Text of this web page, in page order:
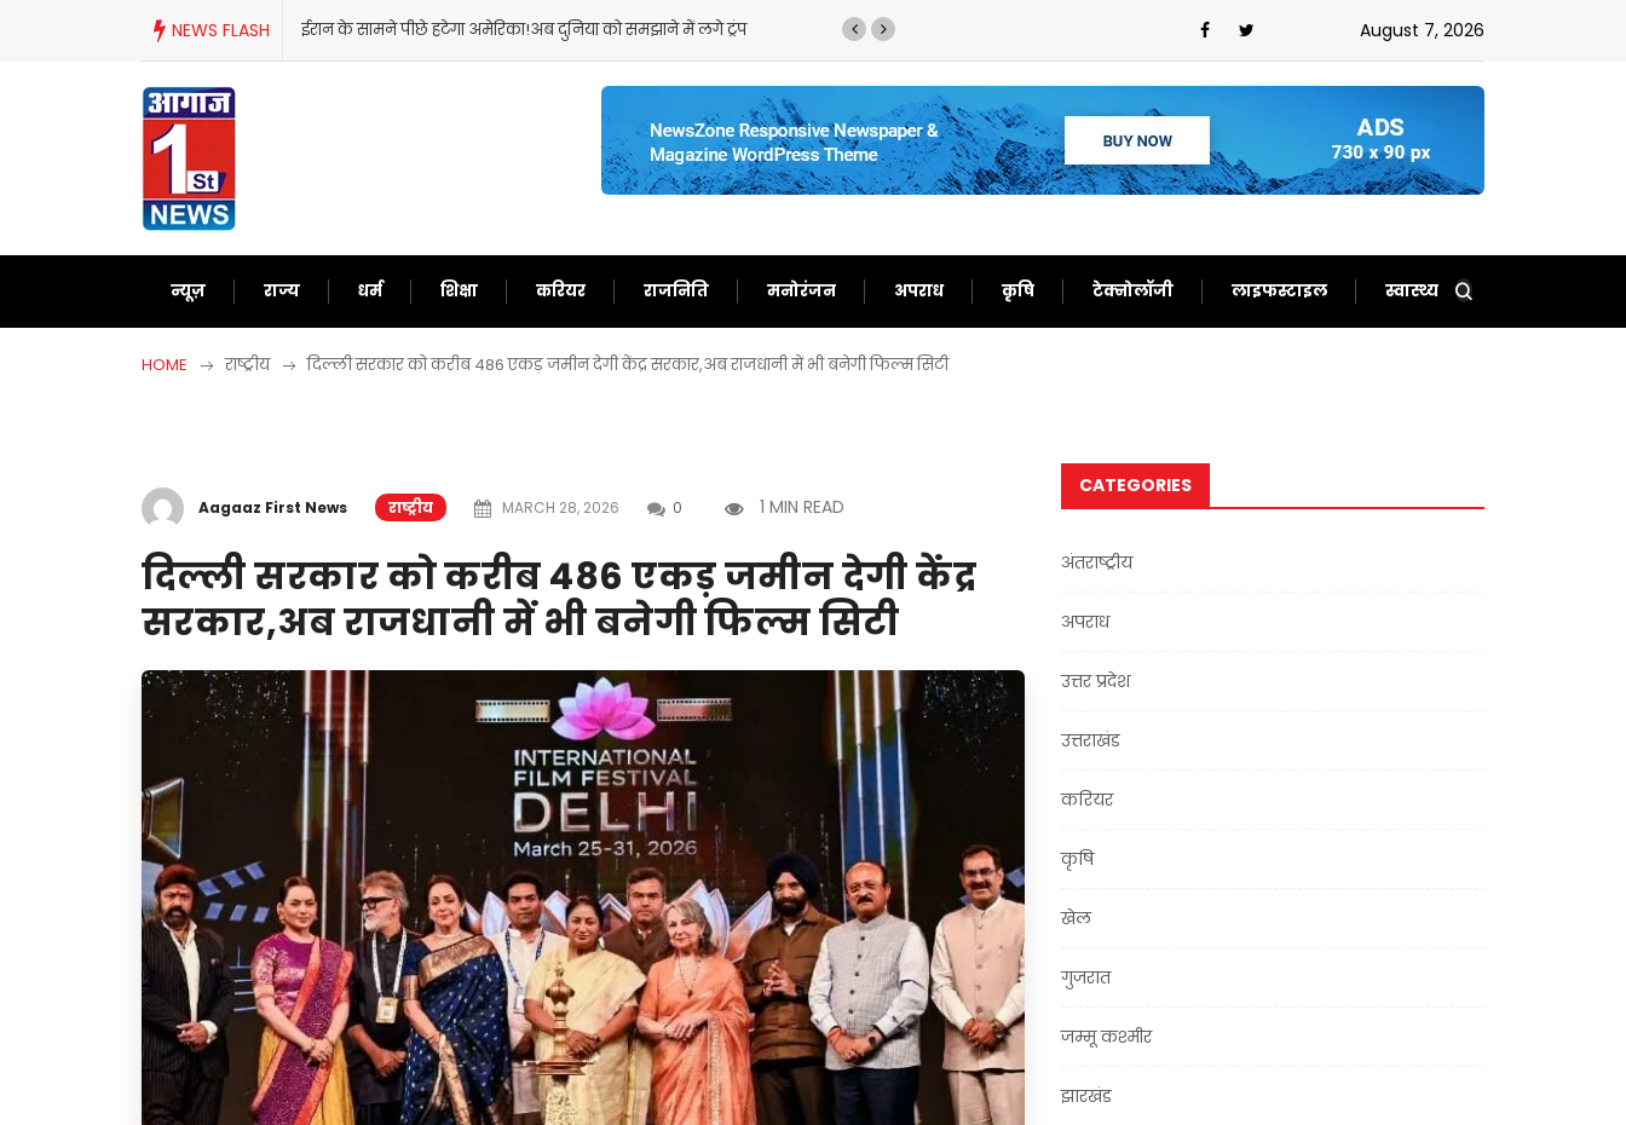
NEWS FLASH
ईरान के सामने पीछे हटेगा अमेरिका!अब दुनिया को समझाने में लगे ट्रंप ट्रंप का फिर से बेतुका बयान,ईरान को बता दिया बेचारा August 7, 2026
न्यूज़ राज्य धर्म शिक्षा करियर राजनिति मनोरंजन अपराध कृषि टेक्नोलॉजी लाइफस्टाइल स्वास्थ्य
HOME राष्ट्रीय दिल्ली सरकार को करीब 486 एकड़ जमीन देगी केंद्र सरकार,अब राजधानी में भी बनेगी फिल्म सिटी
Aagaaz First News राष्ट्रीय MARCH 28, 2026 0 1 MIN READ
दिल्ली सरकार को करीब 486 एकड़ जमीन देगी केंद्र
सरकार,अब राजधानी में भी बनेगी फिल्म सिटी
CATEGORIES
अंतराष्ट्रीय
अपराध
उत्तर प्रदेश
उत्तराखंड
करियर
कृषि
खेल
गुजरात
जम्मू कश्मीर
झारखंड